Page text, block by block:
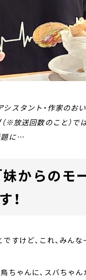
シスタント・作家のお
※放送回数のこと）
題に…
妹からのモ
！
すけど、これ、みんな
ちゃんに、スバちゃ